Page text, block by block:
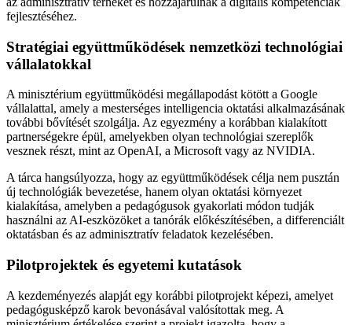
fejlesztéséhez.
Stratégiai együttműködések nemzetközi technológiai
vállalatokkal
A minisztérium együttműködési megállapodást kötött a Google
vállalattal, amely a mesterséges intelligencia oktatási alkalmazásának
további bővítését szolgálja. Az egyezmény a korábban kialakított
partnerségekre épül, amelyekben olyan technológiai szereplők
vesznek részt, mint az OpenAI, a Microsoft vagy az NVIDIA.
A tárca hangsúlyozza, hogy az együttműködések célja nem pusztán
új technológiák bevezetése, hanem olyan oktatási környezet
kialakítása, amelyben a pedagógusok gyakorlati módon tudják
használni az AI-eszközöket a tanórák előkészítésében, a differenciált
oktatásban és az adminisztratív feladatok kezelésében.
Pilotprojektek és egyetemi kutatások
A kezdeményezés alapját egy korábbi pilotprojekt képezi, amelyet
pedagógusképző karok bevonásával valósítottak meg. A